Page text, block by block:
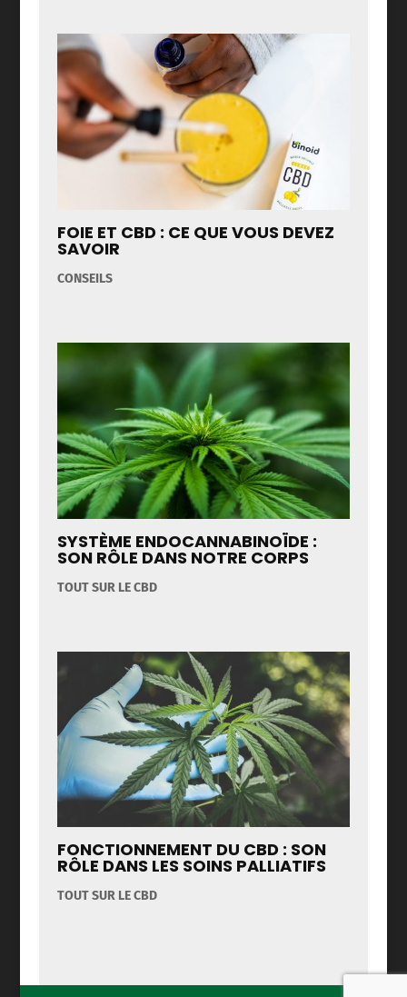
FOIE ET CBD : CE QUE VOUS DEVEZ
SAVOIR
CONSEILS
SYSTÈME ENDOCANNABINOÏDE :
SON RÔLE DANS NOTRE CORPS
TOUT SUR LE CBD
FONCTIONNEMENT DU CBD : SON
RÔLE DANS LES SOINS PALLIATIFS
TOUT SUR LE CBD